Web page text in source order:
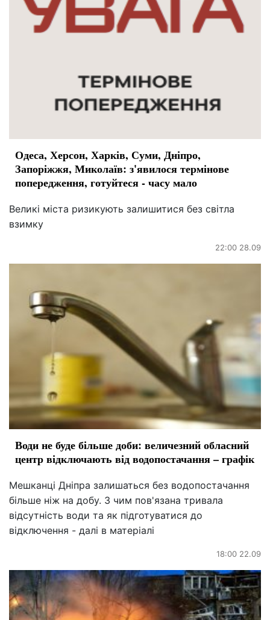
Одеса, Херсон, Харків, Суми, Дніпро,
Запоріжжя, Миколаїв: з'явилося термінове
попередження, готуйтеся - часу мало
Великі міста ризикують залишитися без світла
взимку
22:00 28.09
Води не буде більше доби: величезний обласний
центр відключають від водопостачання – графік
Мешканці Дніпра залишаться без водопостачання
більше ніж на добу. З чим пов'язана тривала
відсутність води та як підготуватися до
відключення - далі в матеріалі
18:00 22.09